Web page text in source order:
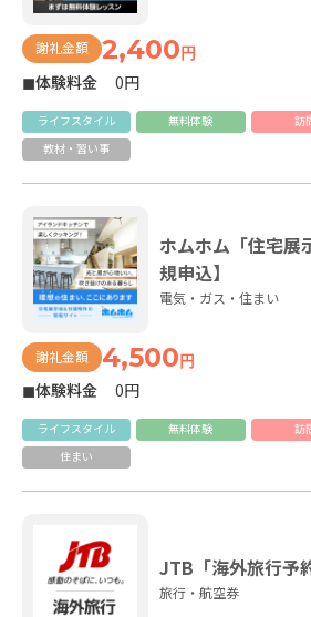
謝礼金額 2,400円
◼体験料金 0円
ライフスタイル 無料体験 訪
教材・習い事
ホムホム「住宅展
規申込】
電気・ガス・住まい
謝礼金額 4,500円
◼体験料金 0円
ライフスタイル 無料体験 訪
住まい
JTB「海外旅行予
旅行・航空券